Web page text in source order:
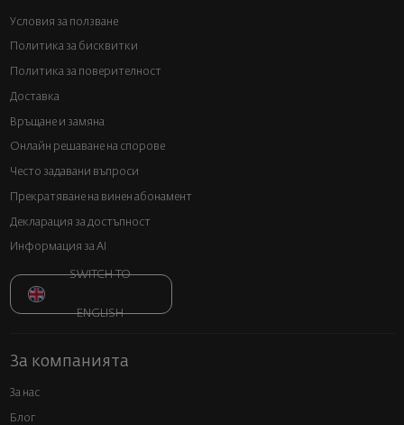
Условия за ползване
Политика за бисквитки
Политика за поверителност
Доставка
Връщане и замяна
Онлайн решаване на спорове
Често задавани въпроси
Прекратяване на винен абонамент
Декларация за достъпност
Информация за AI
SWITCH TO
ENGLISH
За компанията
За нас
Блог